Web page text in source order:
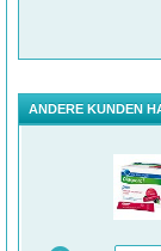
ANDERE KUNDEN